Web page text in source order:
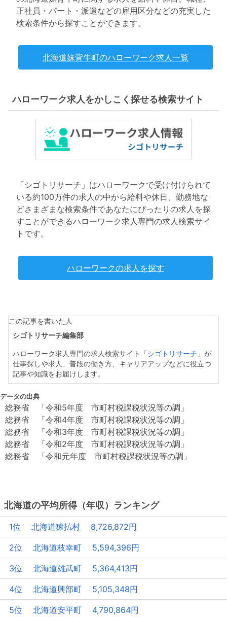
正社員・パート・派遣などの雇用区分などの充実した
検索条件から探すことができます。
北海道妹背牛町のハローワーク求人一覧
ハローワーク求人をかしこく探せる検索サイト
「シゴトリサーチ」はハローワークで受け付けられて
いる約100万件の求人の中から給料や休日、勤務地な
どさまざまな検索条件であなたにぴったりの求人を探
すことができるハローワーク求人専門の求人検索サイ
トです。
ハローワークの求人を探す
この記事を書いた人
シゴトリサーチ編集部
ハローワーク求人専門の求人検索サイト「 シゴトリサーチ 」が
仕事探しや求人、普段の働き方、キャリアアップなどに役立つ
記事や知識をお届けします。
データの出典
総務省 「令和5年度 市町村税課税状況等の調」
総務省 「令和4年度 市町村税課税状況等の調」
総務省 「令和3年度 市町村税課税状況等の調」
総務省 「令和2年度 市町村税課税状況等の調」
総務省 「令和元年度 市町村税課税状況等の調」
北海道の平均所得（年収）ランキング
1位 北海道猿払村 8,726,872円
2位 北海道枝幸町 5,594,396円
3位 北海道雄武町 5,364,413円
4位 北海道興部町 5,105,348円
5位 北海道安平町 4,790,864円